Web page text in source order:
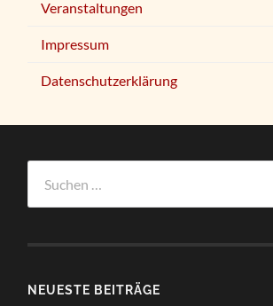
Veranstaltungen
Impressum
Datenschutzerklärung
nach:
NEUESTE BEITRÄGE